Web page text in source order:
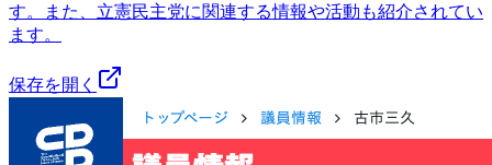
す。また、立憲民主党に関連する情報や活動も紹介されてい
ます。
保存を開く